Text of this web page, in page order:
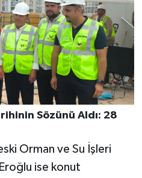
Sözünü Aldı: 28
Orman ve Su İşleri
ise konut